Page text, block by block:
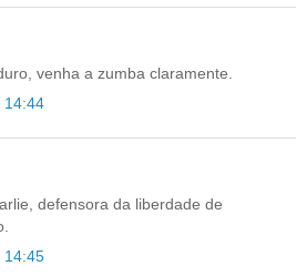
venha a zumba claramente.
14:44
defensora da liberdade de
14:45